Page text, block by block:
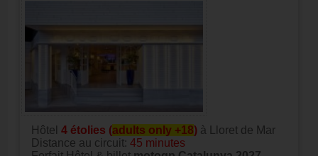
Hôtel 4 étolies (adults only +18)à Lloret de Mar
Distance au circuit: 45 minutes